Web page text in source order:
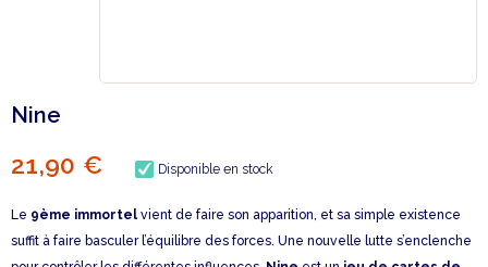
Nine
21,90 € Disponible en stock
Le 9ème immortel vient de faire son apparition, et sa simple existence
suffit à faire basculer l’équilibre des forces. Une nouvelle lutte s’enclenche